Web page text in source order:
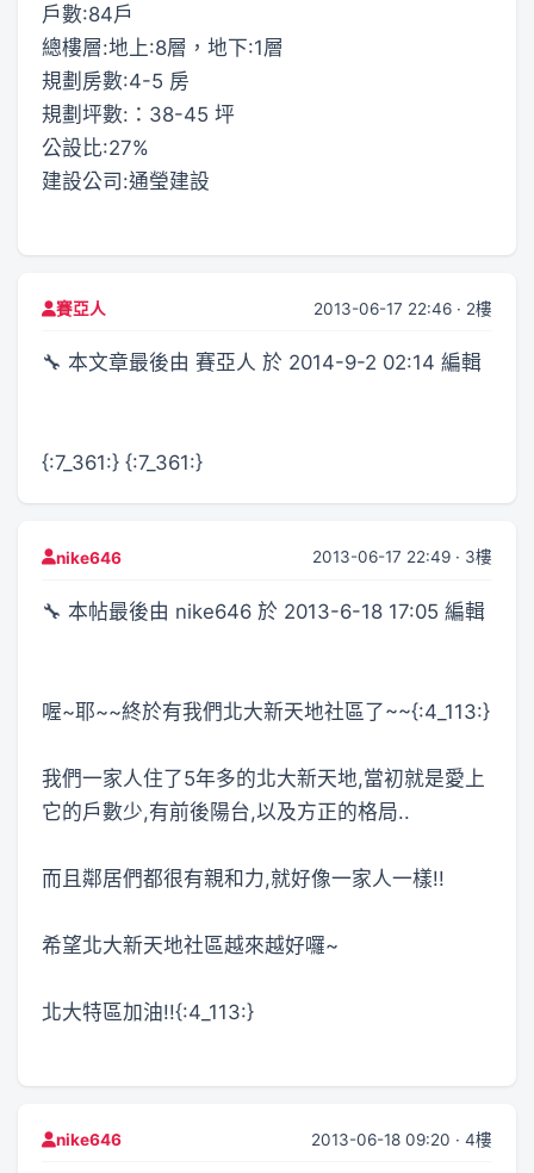
戶數:84戶
總樓層:地上:8層，地下:1層
規劃房數:4-5 房
規劃坪數:：38-45 坪
公設比:27%
建設公司:通瑩建設
賽亞人 2013-06-17 22:46 · 2樓
🔧 本文章最後由 賽亞人 於 2014-9-2 02:14 編輯
{:7_361:} {:7_361:}
nike646 2013-06-17 22:49 · 3樓
🔧 本帖最後由 nike646 於 2013-6-18 17:05 編輯
喔~耶~~終於有我們北大新天地社區了~~{:4_113:}
我們一家人住了5年多的北大新天地,當初就是愛上
它的戶數少,有前後陽台,以及方正的格局..
而且鄰居們都很有親和力,就好像一家人一樣!!
希望北大新天地社區越來越好囉~
北大特區加油!!{:4_113:}
nike646 2013-06-18 09:20 · 4樓